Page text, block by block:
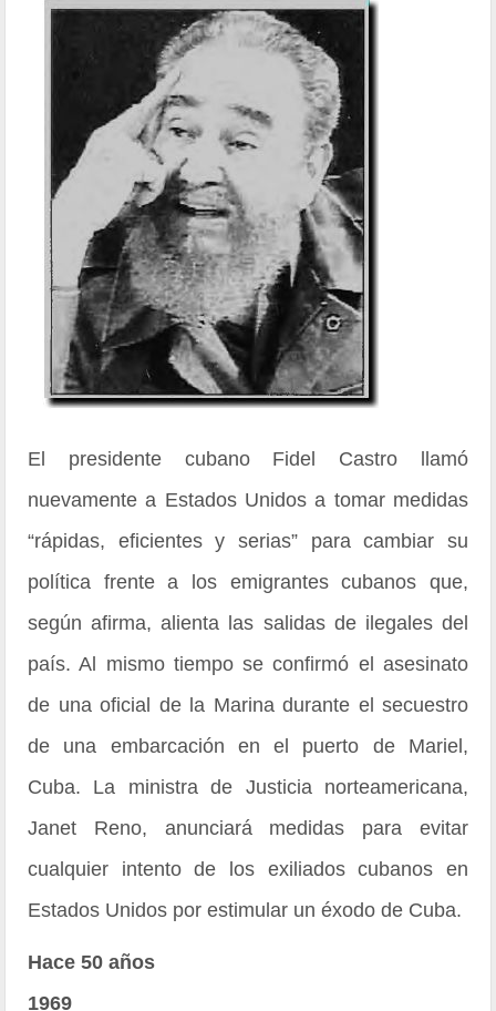
El presidente cubano Fidel Castro llamó
nuevamente a Estados Unidos a tomar medidas
“rápidas, eficientes y serias” para cambiar su
política frente a los emigrantes cubanos que,
según afirma, alienta las salidas de ilegales del
país. Al mismo tiempo se confirmó el asesinato
de una oficial de la Marina durante el secuestro
de una embarcación en el puerto de Mariel,
Cuba. La ministra de Justicia norteamericana,
Janet Reno, anunciará medidas para evitar
cualquier intento de los exiliados cubanos en
Estados Unidos por estimular un éxodo de Cuba.
Hace 50 años
1969